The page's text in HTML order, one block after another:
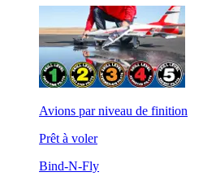
Avions par niveau de finition
Prêt à voler
Bind-N-Fly